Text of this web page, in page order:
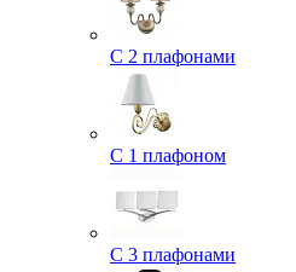
С 2 плафонами
С 1 плафоном
С 3 плафонами